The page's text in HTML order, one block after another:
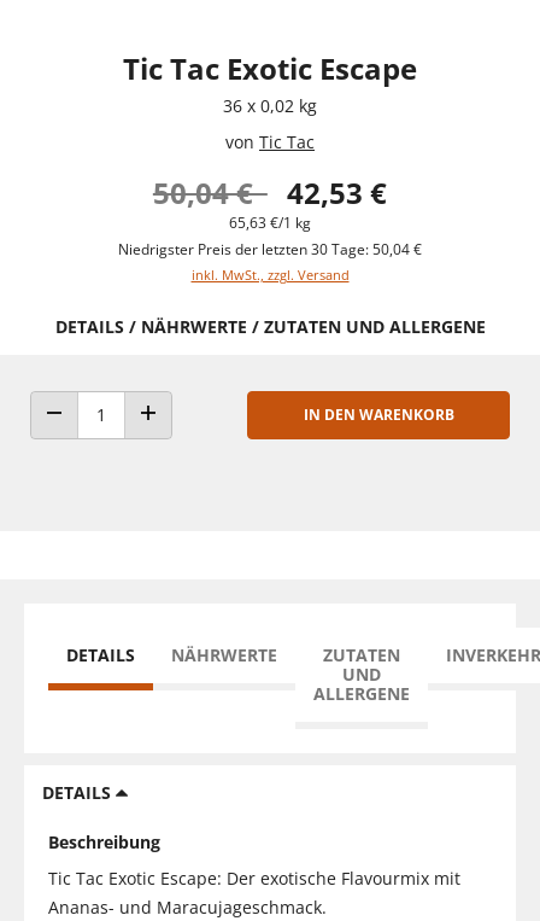
Tic Tac Exotic Escape
36 x 0,02 kg
von Tic Tac
50,04 € 42,53 €
65,63 €/1 kg
Niedrigster Preis der letzten 30 Tage: 50,04 €
inkl. MwSt., zzgl. Versand
DETAILS / NÄHRWERTE / ZUTATEN UND ALLERGENE
ANZAHL VERRINGERNANZAHL ERHÖHEN
IN DEN WARENKORB
DETAILS NÄHRWERTE
ZUTATEN
UND
ALLERGENE
DETAILS
Beschreibung
Tic Tac Exotic Escape: Der exotische Flavourmix mit
Ananas- und Maracujageschmack.